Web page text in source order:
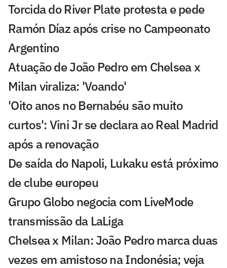
Torcida do River Plate protesta e pede
Ramón Díaz após crise no Campeonato
Argentino
Atuação de João Pedro em Chelsea x
Milan viraliza: 'Voando'
'Oito anos no Bernabéu são muito
curtos': Vini Jr se declara ao Real Madrid
após a renovação
De saída do Napoli, Lukaku está próximo
de clube europeu
Grupo Globo negocia com LiveMode
transmissão da LaLiga
Chelsea x Milan: João Pedro marca duas
vezes em amistoso na Indonésia; veja